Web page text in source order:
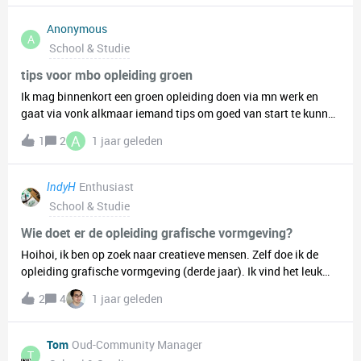
school en moet deze nu herkansen. En hier struggle ik wel wat
mee, niet zozeer omdat ik hem moet herkansen, maar de
struggle die ik heb is meer hoe ik het verslag op orde kan krijgen
en op een geode manier vorm kan geven. Wel heb ik feedback
ontvangen, dus daar kan ik mee aan de slag. Hebben jullie
ergens ook struggle(s) mee tijdens je school-/studietijd of toen
je nog op school zat? Laat het weten in de reactie.
A
Anonymous
School & Studie
tips voor mbo opleiding groen
Ik mag binnenkort een groen opleiding doen via mn werk en
gaat via vonk alkmaar iemand tips om goed van start te kunnen
gaan of tips van wat je kan verwachten van een groen opleiding
eerste keer dat ik dat doe
1 2 A 1 jaar geleden
IndyH Enthusiast
School & Studie
Wie doet er de opleiding grafische vormgeving?
Hoihoi, ik ben op zoek naar creatieve mensen. Zelf doe ik de
opleiding grafische vormgeving (derde jaar). Ik vind het leuk
om te tekenen, schilderen en kleding te maken.
2 4 1 jaar geleden
T
Tom Oud-Community Manager